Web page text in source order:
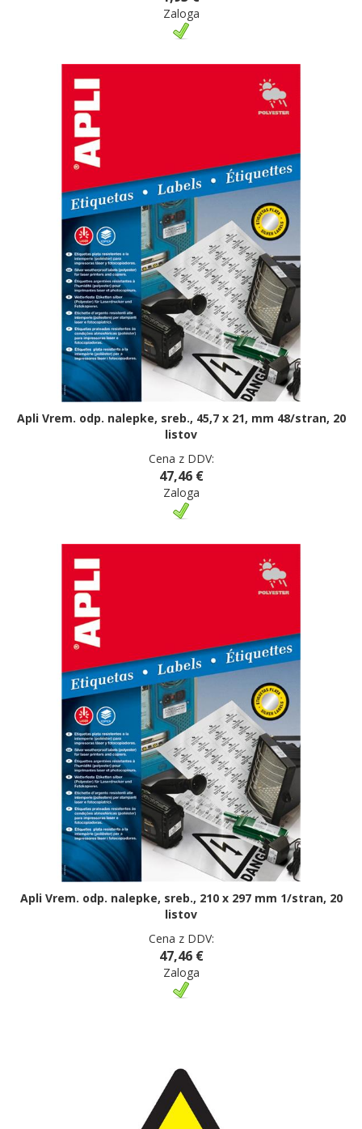
Zaloga
Apli Vrem. odp. nalepke, sreb., 45,7 x 21, mm 48/stran, 20
listov
Cena z DDV:
47,46 €
Zaloga
Apli Vrem. odp. nalepke, sreb., 210 x 297 mm 1/stran, 20
listov
Cena z DDV:
47,46 €
Zaloga